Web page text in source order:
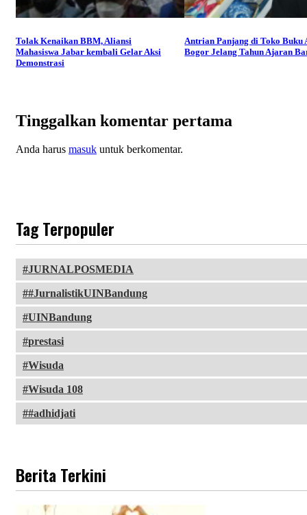
Tolak Kenaikan BBM, Aliansi
Mahasiswa Jabar kembali Gelar Aksi
Demonstrasi
Antrian Panjang di Toko Buku
Bogor Jelang Tahun Ajaran
Tinggalkan komentar pertama
Anda harus masuk untuk berkomentar.
Tag Terpopuler
JURNALPOSMEDIA
#JurnalistikUINBandung
UINBandung
prestasi
Wisuda
Wisuda 108
#adhidjati
Berita Terkini